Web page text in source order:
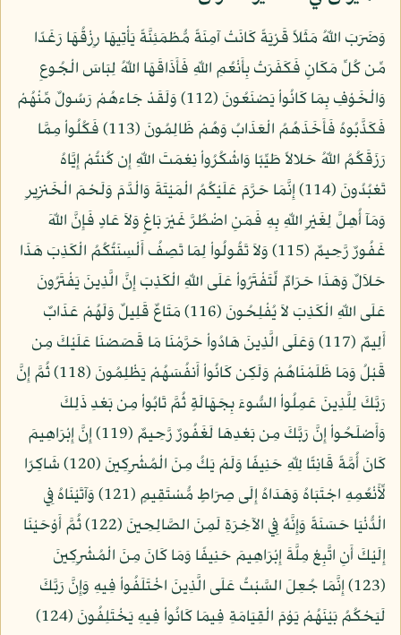
وَضَرَبَ اللّهُ مَثَلاً قَرْيَةً كَانَتْ آمِنَةً مُّطْمَئِنَّةً يَأْتِيهَا رِزْقُهَا رَغَدًا
مِّن كُلِّ مَكَانٍ فَكَفَرَتْ بِأَنْعُمِ اللّهِ فَأَذَاقَهَا اللّهُ لِبَاسَ الْجُوعِ
وَالْخَوْفِ بِمَا كَانُواْ يَصْنَعُونَ (112) وَلَقَدْ جَاءهُمْ رَسُولٌ مِّنْهُمْ
فَكَذَّبُوهُ فَأَخَذَهُمُ الْعَذَابُ وَهُمْ ظَالِمُونَ (113) فَكُلُواْ مِمَّا
رَزَقَكُمُ اللّهُ حَلالاً طَيِّبًا وَاشْكُرُواْ نِعْمَتَ اللّهِ إِن كُنتُمْ إِيَّاهُ
تَعْبُدُونَ (114) إِنَّمَا حَرَّمَ عَلَيْكُمُ الْمَيْتَةَ وَالْدَّمَ وَلَحْمَ الْخَنزِيرِ
وَمَآ أُهِلَّ لِغَيْرِ اللّهِ بِهِ فَمَنِ اضْطُرَّ غَيْرَ بَاغٍ وَلاَ عَادٍ فَإِنَّ اللّهَ
غَفُورٌ رَّحِيمٌ (115) وَلاَ تَقُولُواْ لِمَا تَصِفُ أَلْسِنَتُكُمُ الْكَذِبَ هَذَا
حَلاَلٌ وَهَذَا حَرَامٌ لِّتَفْتَرُواْ عَلَى اللّهِ الْكَذِبَ إِنَّ الَّذِينَ يَفْتَرُونَ
عَلَى اللّهِ الْكَذِبَ لاَ يُفْلِحُونَ (116) مَتَاعٌ قَلِيلٌ وَلَهُمْ عَذَابٌ
أَلِيمٌ (117) وَعَلَى الَّذِينَ هَادُواْ حَرَّمْنَا مَا قَصَصْنَا عَلَيْكَ مِن
قَبْلُ وَمَا ظَلَمْنَاهُمْ وَلَكِن كَانُواْ أَنفُسَهُمْ يَظْلِمُونَ (118) ثُمَّ إِنَّ
رَبَّكَ لِلَّذِينَ عَمِلُواْ السُّوءَ بِجَهَالَةٍ ثُمَّ تَابُواْ مِن بَعْدِ ذَلِكَ
وَأَصْلَحُواْ إِنَّ رَبَّكَ مِن بَعْدِهَا لَغَفُورٌ رَّحِيمٌ (119) إِنَّ إِبْرَاهِيمَ
كَانَ أُمَّةً قَانِتًا لِلّهِ حَنِيفًا وَلَمْ يَكُ مِنَ الْمُشْرِكِينَ (120) شَاكِرًا
لِّأَنْعُمِهِ اجْتَبَاهُ وَهَدَاهُ إِلَى صِرَاطٍ مُّسْتَقِيمٍ (121) وَآتَيْنَاهُ فِي
الْدُّنْيَا حَسَنَةً وَإِنَّهُ فِي الآخِرَةِ لَمِنَ الصَّالِحِينَ (122) ثُمَّ أَوْحَيْنَا
إِلَيْكَ أَنِ اتَّبِعْ مِلَّةَ إِبْرَاهِيمَ حَنِيفًا وَمَا كَانَ مِنَ الْمُشْرِكِينَ
(123) إِنَّمَا جُعِلَ السَّبْتُ عَلَى الَّذِينَ اخْتَلَفُواْ فِيهِ وَإِنَّ رَبَّكَ
لَيَحْكُمُ بَيْنَهُمْ يَوْمَ الْقِيَامَةِ فِيمَا كَانُواْ فِيهِ يَخْتَلِفُونَ (124)